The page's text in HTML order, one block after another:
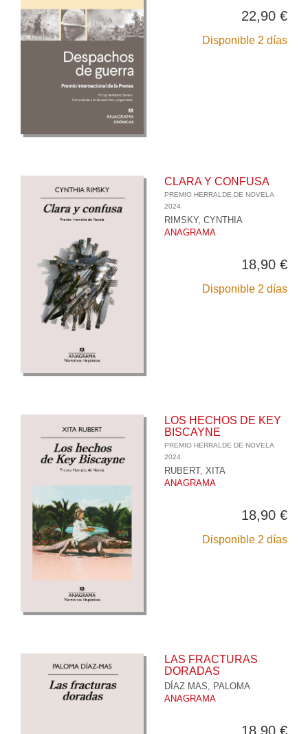
22,90 €
Disponible 2 días
CLARA Y CONFUSA
PREMIO HERRALDE DE NOVELA
2024
RIMSKY, CYNTHIA
ANAGRAMA
18,90 €
Disponible 2 días
LOS HECHOS DE KEY
BISCAYNE
PREMIO HERRALDE DE NOVELA
2024
RUBERT, XITA
ANAGRAMA
18,90 €
Disponible 2 días
LAS FRACTURAS
DORADAS
DÍAZ MAS, PALOMA
ANAGRAMA
18,90 €